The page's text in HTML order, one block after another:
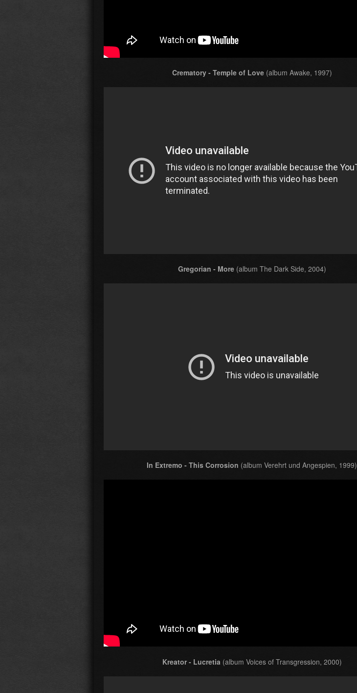
Crematory - Temple of Love(album Awake, 1997)
Gregorian - More(album The Dark Side, 2004)
In Extremo - This Corrosion (album Verehrt und Angespien, 1999)
Kreator - Lucretia (album Voices of Transgression, 2000)